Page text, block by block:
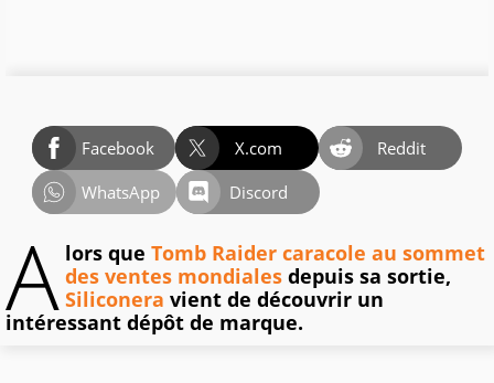
Facebook X.com
Reddit
WhatsApp
Discord
A lors que Tomb Raider caracole au sommet
des ventes mondiales depuis sa sortie,
Siliconera vient de découvrir un
intéressant dépôt de marque.